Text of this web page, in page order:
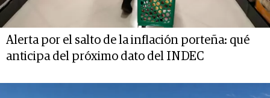
Alerta por el salto de la inflación porteña: qué
anticipa del próximo dato del INDEC